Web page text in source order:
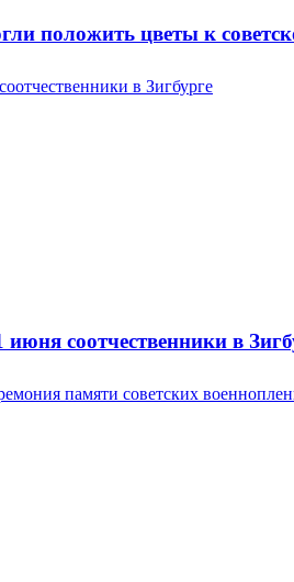
положить цветы к
соотчественники в